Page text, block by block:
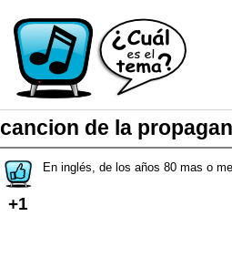
cancion de la
+1
En inglés, de los años 80 mas o